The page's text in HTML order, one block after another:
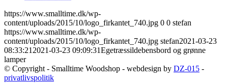
https://www.smalltime.dk/wp-
content/uploads/2015/10/logo_firkantet_740.jpg 0 0 stefan
https://www.smalltime.dk/wp-
content/uploads/2015/10/logo_firkantet_740.jpg stefan2021-03-23
08:33:21 2021-03-23 09:09:31Egetræssildebensbord og grønne
lamper
© Copyright - Smalltime Woodshop - webdesign by DZ-015 -
privatlivspolitik